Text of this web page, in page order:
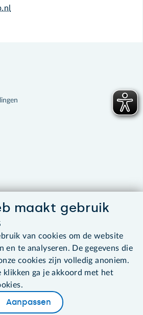
Woordenboek
maakt gebruik
van cookies om de website
en te analyseren. De gegevens die
cookies zijn volledig anoniem.
klikken ga je akkoord met het
Aanpassen